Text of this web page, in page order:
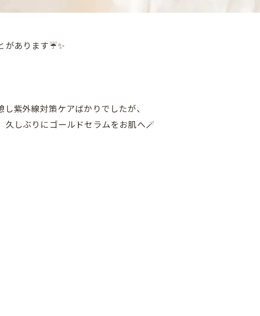
あります☔✨
紫外線対策ケアばかりでしたが、
しぶりにゴールドセラムをお肌へ🪄